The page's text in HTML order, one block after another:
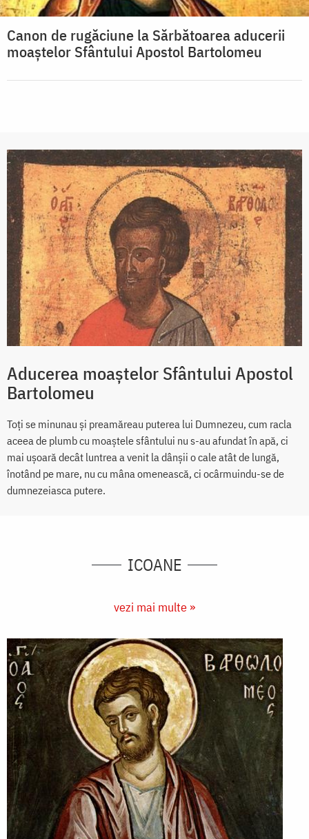
Canon de rugăciune la Sărbătoarea aducerii
moaştelor Sfântului Apostol Bartolomeu
Aducerea moaștelor Sfântului Apostol
Bartolomeu
Toți se minunau și preamăreau puterea lui Dumnezeu, cum racla
aceea de plumb cu moaștele sfântului nu s-au afundat în apă, ci
mai ușoară decât luntrea a venit la dânșii o cale atât de lungă,
înotând pe mare, nu cu mâna omenească, ci ocârmuindu-se de
dumnezeiasca putere.
ICOANE
vezi mai multe »